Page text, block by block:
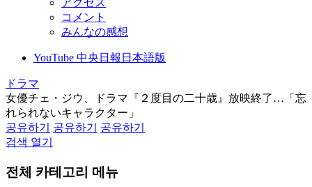
アクセス
コメント
みんなの感想
YouTube 中央日報日本語版
ドラマ
女優チェ・ジウ、ドラマ『２度目の二十歳』放映終了…「忘
れられないキャラクター」
공유하기
공유하기
공유하기
검색 열기
전체 카테고리 메뉴